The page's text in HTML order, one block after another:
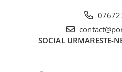
SOCIAL URMARESTE-